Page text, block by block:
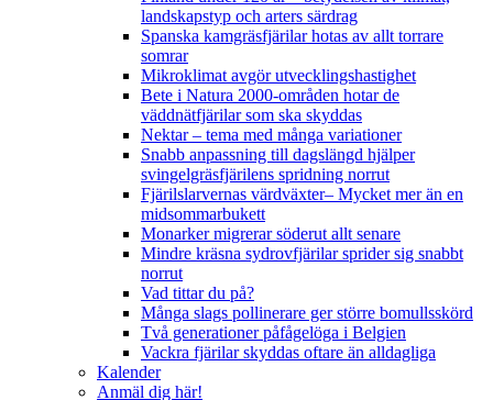
landskapstyp och arters särdrag
Spanska kamgräsfjärilar hotas av allt torrare
somrar
Mikroklimat avgör utvecklingshastighet
Bete i Natura 2000-områden hotar de
väddnätfjärilar som ska skyddas
Nektar – tema med många variationer
Snabb anpassning till dagslängd hjälper
svingelgräsfjärilens spridning norrut
Fjärilslarvernas värdväxter– Mycket mer än en
midsommarbukett
Monarker migrerar söderut allt senare
Mindre kräsna sydrovfjärilar sprider sig snabbt
norrut
Vad tittar du på?
Många slags pollinerare ger större bomullsskörd
Två generationer påfågelöga i Belgien
Vackra fjärilar skyddas oftare än alldagliga
Kalender
Anmäl dig här!